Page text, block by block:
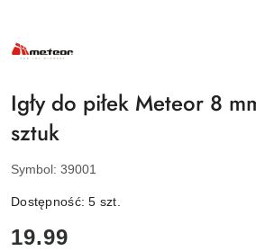
NAZWA
PRODUCENTA:
Igły do piłek Meteor 8
sztuk
Symbol: 39001
Dostępność:5 szt.
cena:
19.99